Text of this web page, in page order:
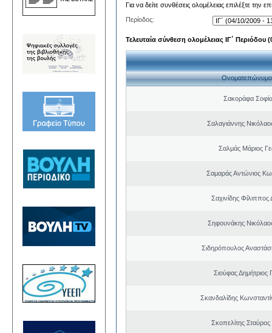
Για να δείτε συνθέσεις ολομέλειας επιλέξτε την
Περίοδος:
Τελευταία σύνθεση ολομέλειας ΙΓ΄ Περιόδου
Ονοματεπώνυμο
Σακοράφα
Σαλαγιάννης
Σαλμάς Μάριος
Σαμαράς Αντώνιος
Σαχινίδης Φίλιππος
Σηφουνάκης
Σιδηρόπουλος
Σιούφας Δημήτριος
Σκανδαλίδης
Σκοπελίτης